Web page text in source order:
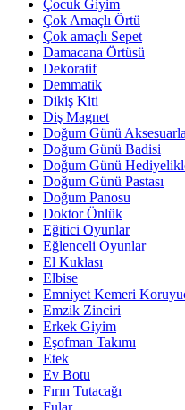
Çocuk Giyim
Çok Amaçlı Örtü
Çok amaçlı Sepet
Damacana Örtüsü
Dekoratif
Demmatik
Dikiş Kiti
Diş Magnet
Doğum Günü
Doğum Günü Badisi
Doğum Günü
Doğum Günü Pastası
Doğum Panosu
Doktor Önlük
Eğitici Oyunlar
Eğlenceli Oyunlar
El Kuklası
Elbise
Emniyet Kemeri
Emzik Zinciri
Erkek Giyim
Eşofman Takımı
Etek
Ev Botu
Fırın Tutacağı